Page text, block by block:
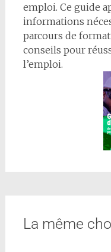
emploi. Ce guide
informations
parcours de
conseils pour
l’emploi.
La même